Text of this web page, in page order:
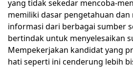
yang tidak sekedar mencoba-
memiliki dasar pengetahuan
informasi dari berbagai sumber
bertindak untuk menyelesaikan
Mempekerjakan kandidat yang
hati seperti ini cenderung lebih